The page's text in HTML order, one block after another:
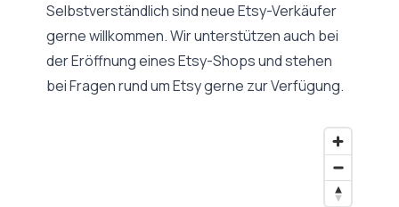
Selbstverständlich sind neue Etsy-Verkäufer
gerne willkommen. Wir unterstützen auch bei
der Eröffnung eines Etsy-Shops und stehen
bei Fragen rund um Etsy gerne zur Verfügung.